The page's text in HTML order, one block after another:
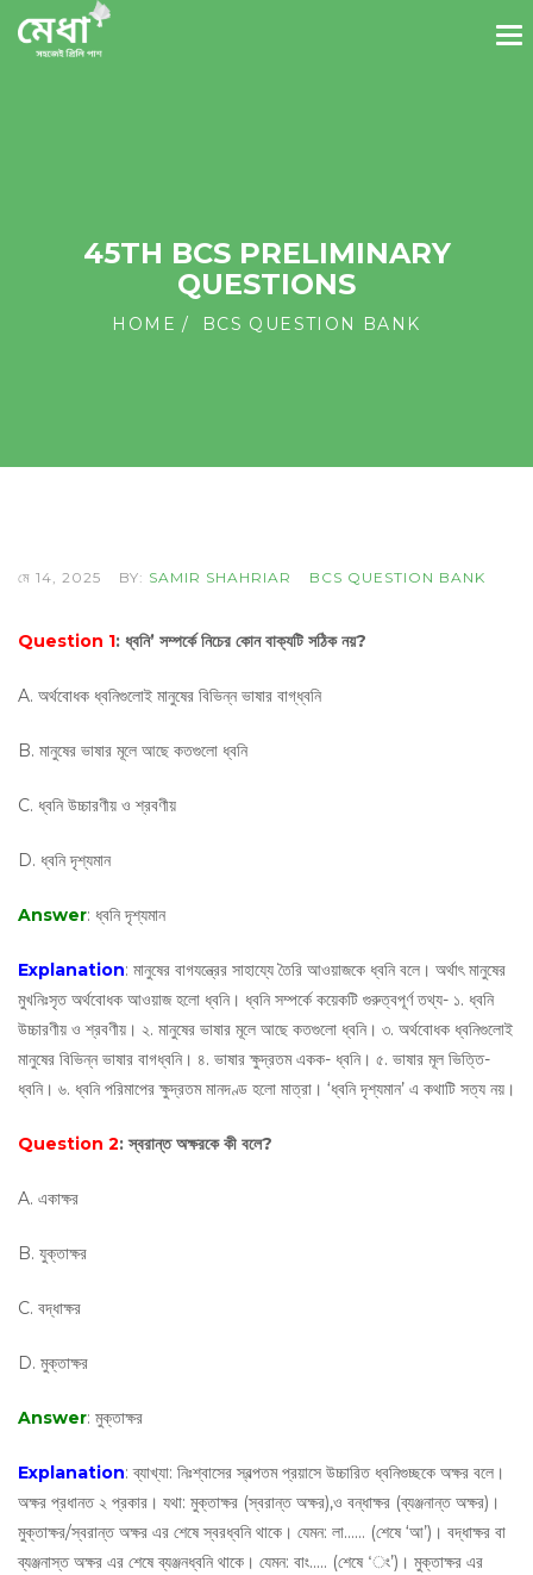
45TH BCS PRELIMINARY
QUESTIONS
HOME BCS QUESTION BANK
মে 14, 2025 BY: SAMIR SHAHRIAR BCS QUESTION BANK
Question 1: ধ্বনি’ সম্পর্কে নিচের কোন বাক্যটি সঠিক নয়?
A. অর্থবোধক ধ্বনিগুলোই মানুষের বিভিন্ন ভাষার বাগ্‌ধ্বনি
B. মানুষের ভাষার মূলে আছে কতগুলো ধ্বনি
C. ধ্বনি উচ্চারণীয় ও শ্রবণীয়
D. ধ্বনি দৃশ্যমান
Answer: ধ্বনি দৃশ্যমান
Explanation: মানুষের বাগযন্ত্রের সাহায্যে তৈরি আওয়াজকে ধ্বনি বলে। অর্থাৎ মানুষের
মুখনিঃসৃত অর্থবোধক আওয়াজ হলো ধ্বনি। ধ্বনি সম্পর্কে কয়েকটি গুরুত্বপূর্ণ তথ্য- ১. ধ্বনি
উচ্চারণীয় ও শ্রবণীয়। ২. মানুষের ভাষার মূলে আছে কতগুলো ধ্বনি। ৩. অর্থবোধক ধ্বনিগুলোই
মানুষের বিভিন্ন ভাষার বাগধ্বনি। ৪. ভাষার ক্ষুদ্রতম একক- ধ্বনি। ৫. ভাষার মূল ভিত্তি-
ধ্বনি। ৬. ধ্বনি পরিমাপের ক্ষুদ্রতম মানদণ্ড হলো মাত্রা। ‘ধ্বনি দৃশ্যমান’ এ কথাটি সত্য নয়।
Question 2: স্বরান্ত অক্ষরকে কী বলে?
A. একাক্ষর
B. যুক্তাক্ষর
C. বদ্ধাক্ষর
D. মুক্তাক্ষর
Answer: মুক্তাক্ষর
Explanation: ব্যাখ্যা: নিঃশ্বাসের স্বল্পতম প্রয়াসে উচ্চারিত ধ্বনিগুচ্ছকে অক্ষর বলে।
অক্ষর প্রধানত ২ প্রকার। যথা: মুক্তাক্ষর (স্বরান্ত অক্ষর),ও বন্ধাক্ষর (ব্যঞ্জনান্ত অক্ষর)।
মুক্তাক্ষর/স্বরান্ত অক্ষর এর শেষে স্বরধ্বনি থাকে। যেমন: লা…… (শেষে ‘আ’)। বদ্ধাক্ষর বা
ব্যঞ্জনাস্ত অক্ষর এর শেষে ব্যঞ্জনধ্বনি থাকে। যেমন: বাং….. (শেষে ‘ং’)। মুক্তাক্ষর এর